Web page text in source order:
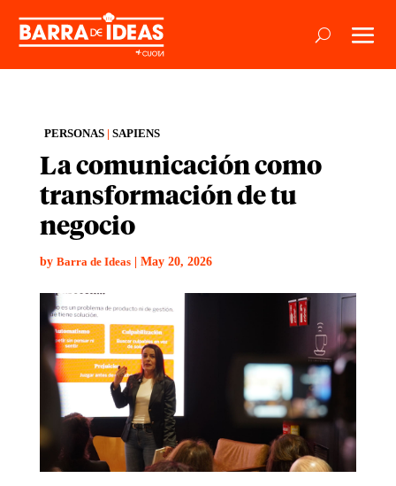
PERSONAS| SAPIENS
La comunicación como
transformación de tu
negocio
by Barra de Ideas| May 20, 2026